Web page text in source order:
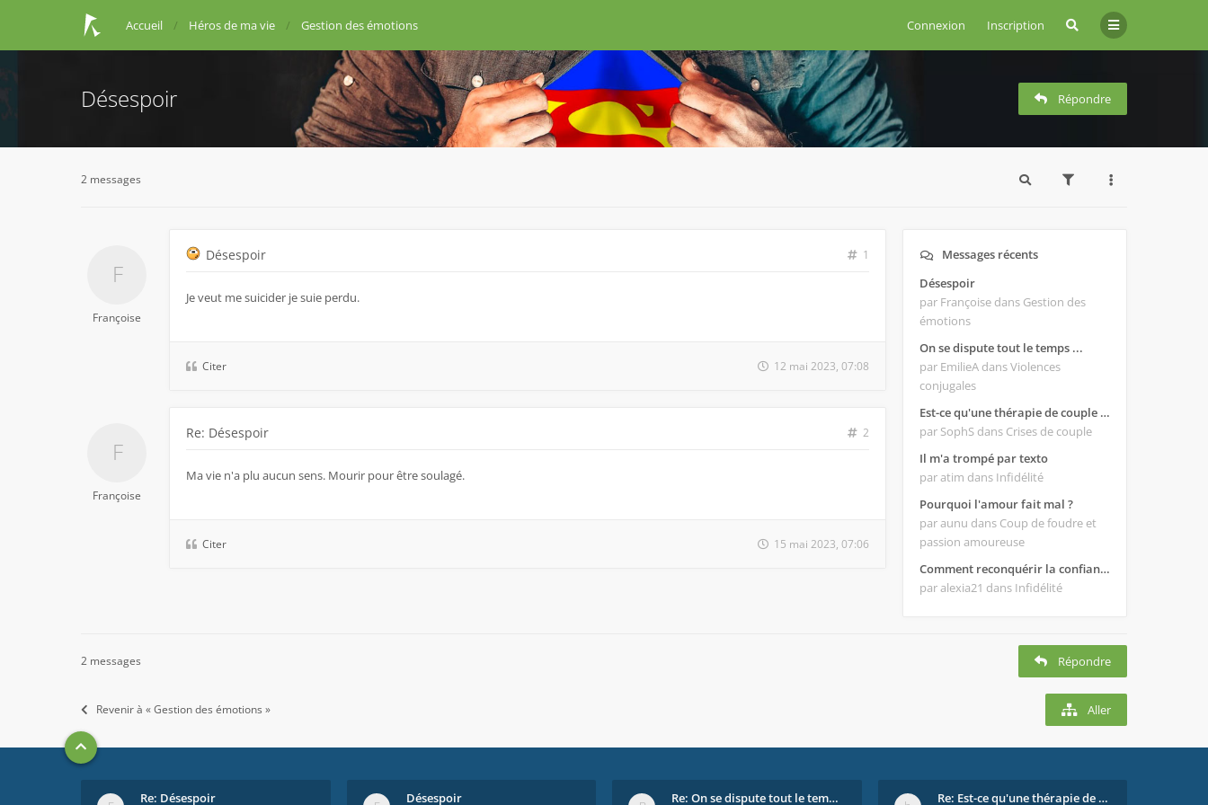
Connexion Inscription
Accueil Héros de ma vie Gestion des émotions
Désespoir Répondre
2 messages
Françoise
Désespoir 1
Je veut me suicider je suie perdu.
Citer 12 mai 2023, 07:08
Françoise
Re: Désespoir 2
Ma vie n'a plu aucun sens. Mourir pour être soulagé.
Citer 15 mai 2023, 07:06
Messages récents
Désespoir
par Françoise dans Gestion des
émotions
On se dispute tout le temps ...
par EmilieA dans Violences
conjugales
Est-ce qu'une thérapie de couple est efficace ?
par SophS dans Crises de couple
Il m'a trompé par texto
par atim dans Infidélité
Pourquoi l'amour fait mal ?
par aunu dans Coup de foudre et
passion amoureuse
Comment reconquérir la confiance de mon homme ?
par alexia21 dans Infidélité
2 messages Répondre
Revenir à « Gestion des émotions » Aller
Re: Désespoir Désespoir Re: On se dispute tout le temps ... Re: Est-ce qu'une thérapie de couple est efficace